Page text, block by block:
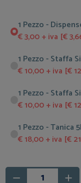
1 Pezzo -
€ 3,00 + iva [€
1 Pezzo - Staffa
€ 10,00 + iva [€
1 Pezzo - Staffa
€ 10,00 + iva [€
1 Pezzo - Tanica
€ 18,00 + iva [€